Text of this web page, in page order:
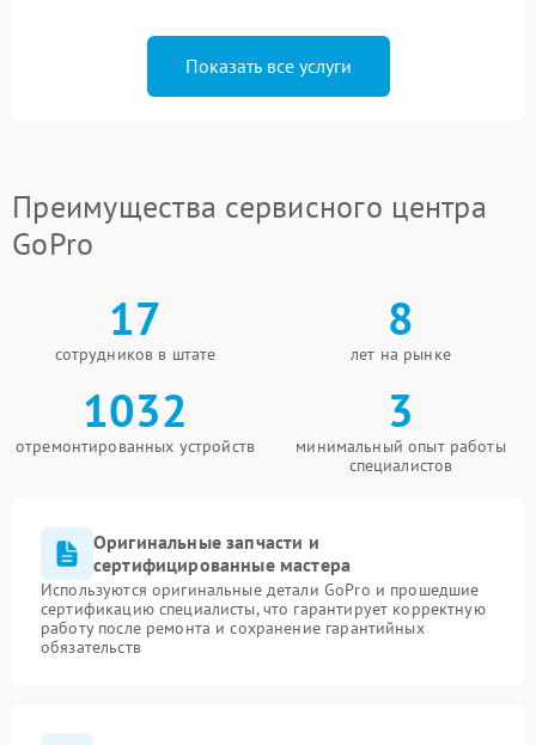
Показать все услуги
Преимущества сервисного центра
GoPro
17
сотрудников в штате
8
лет на рынке
1032
отремонтированных устройств
3
минимальный опыт работы
специалистов
Оригинальные запчасти и
сертифицированные мастера
Используются оригинальные детали GoPro и прошедшие
сертификацию специалисты, что гарантирует корректную
работу после ремонта и сохранение гарантийных
обязательств